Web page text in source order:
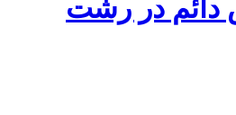
در رشت